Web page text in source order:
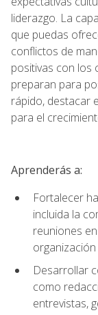
liderazgo. La
que puedas
conflictos de
positivas con los
preparan para
rápido, destacar
para el
Aprenderás a:
Fortalecer
incluida la
reuniones
Desarrollar
como
entrevistas,